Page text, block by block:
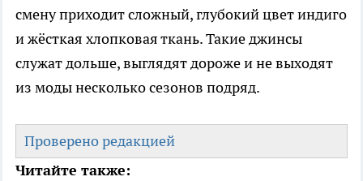
смену приходит сложный, глубокий цвет индиго
и жёсткая хлопковая ткань. Такие джинсы
служат дольше, выглядят дороже и не выходят
из моды несколько сезонов подряд.
Проверено редакцией
Читайте также: